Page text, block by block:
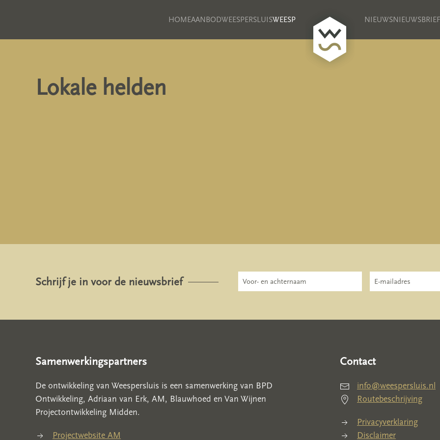
HOMEAANBODWEESPERSLUISWEESP NIEUWSNIEUWSBRIEF
Lokale helden
Schrijf je in voor de nieuwsbrief
Samenwerkingspartners
De ontwikkeling van Weespersluis is een samenwerking van BPD
Ontwikkeling, Adriaan van Erk, AM, Blauwhoed en Van Wijnen
Projectontwikkeling Midden.
Projectwebsite AM
Contact
info@weespersluis.nl
Routebeschrijving
Privacyverklaring
Disclaimer